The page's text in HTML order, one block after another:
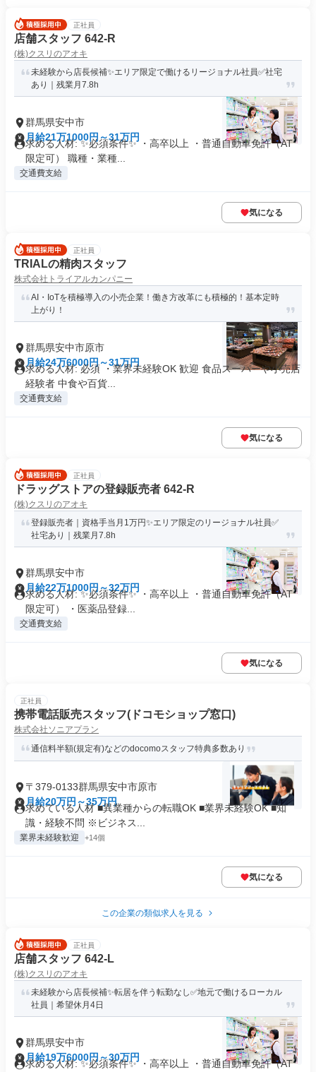
正社員
店舗スタッフ 642-R
(株)クスリのアオキ
未経験から店長候補✨エリア限定で働けるリージョナル社員✅社宅
あり｜残業月7.8h
群馬県安中市
月給21万1000円～31万円
求める人材: ✨必須条件✨ ・高卒以上 ・普通自動車免許（AT
限定可） 職種・業種...
交通費支給
気になる
正社員
TRIALの精肉スタッフ
株式会社トライアルカンパニー
AI・IoTを積極導入の小売企業！働き方改革にも積極的！基本定時
上がり！
群馬県安中市原市
月給24万6000円～31万円
求める人材: 必須 ・業界未経験OK 歓迎 食品スーパーや小売店
経験者 中食や百貨...
交通費支給
気になる
正社員
ドラッグストアの登録販売者 642-R
(株)クスリのアオキ
登録販売者｜資格手当月1万円✨エリア限定のリージョナル社員✅
社宅あり｜残業月7.8h
群馬県安中市
月給22万1000円～32万円
求める人材: ✨必須条件✨ ・高卒以上 ・普通自動車免許（AT
限定可） ・医薬品登録...
交通費支給
気になる
正社員
携帯電話販売スタッフ(ドコモショップ窓口)
株式会社ソニアプラン
通信料半額(規定有)などのdocomoスタッフ特典多数あり
〒379-0133群馬県安中市原市
月給20万円～35万円
求めている人材 ■異業種からの転職OK ■業界未経験OK ■知
識・経験不問 ※ビジネス...
業界未経験歓迎 +14個
気になる
この企業の類似求人を見る
正社員
店舗スタッフ 642-L
(株)クスリのアオキ
未経験から店長候補✨転居を伴う転勤なし✅地元で働けるローカル
社員｜希望休月4日
群馬県安中市
月給19万6000円～30万円
求める人材: ✨必須条件✨ ・高卒以上 ・普通自動車免許（AT